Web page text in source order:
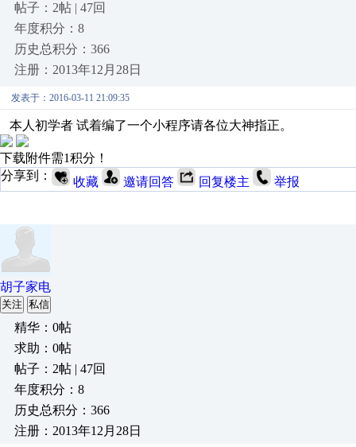
帖子：2帖 | 47回
年度积分：8
历史总积分：366
注册：2013年12月28日
发表于：2016-03-11 21:09:35
本人初学者 试着编了一个小程序请各位大神指正。
下载附件需1积分！
分享到：
收藏 邀请回答 回复楼主 举报
胡子家电
关注 私信
精华：0帖
求助：0帖
帖子：2帖 | 47回
年度积分：8
历史总积分：366
注册：2013年12月28日